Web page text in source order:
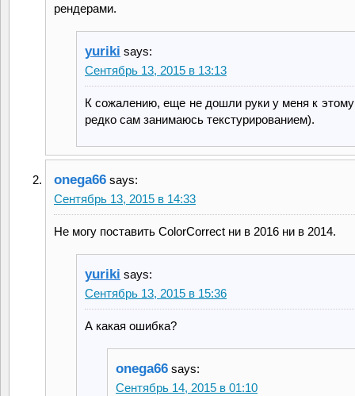
рендерами.
yuriki says:
Сентябрь 13, 2015 в 13:13
К сожалению, еще не дошли руки у меня к этому
редко сам занимаюсь текстурированием).
onega66 says:
Сентябрь 13, 2015 в 14:33
Не могу поставить ColorCorrect ни в 2016 ни в 2014.
yuriki says:
Сентябрь 13, 2015 в 15:36
А какая ошибка?
onega66 says:
Сентябрь 14, 2015 в 01:10